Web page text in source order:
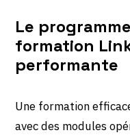
Le
formation
performante
Une formation
avec des modules